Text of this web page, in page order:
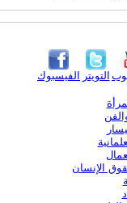
الفيسبوك التويتر
الإنسان